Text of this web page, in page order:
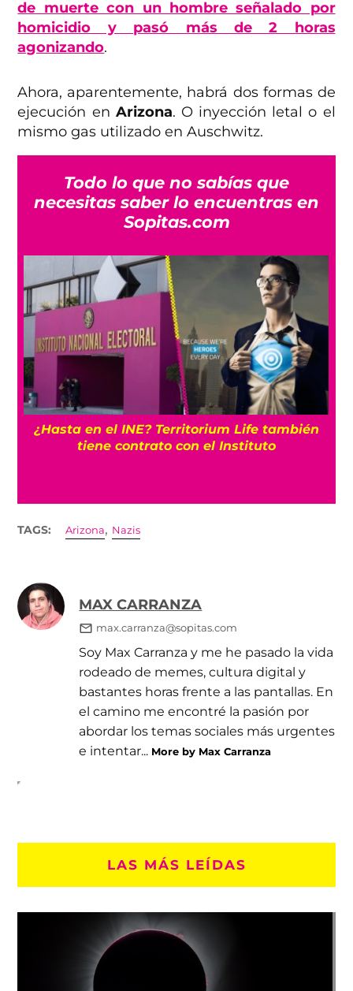
de muerte con un hombre señalado por
homicidio y pasó más de 2 horas
agonizando.
Ahora, aparentemente, habrá dos formas de
ejecución en Arizona. O inyección letal o el
mismo gas utilizado en Auschwitz.
Todo lo que no sabías que
necesitas saber lo encuentras en
Sopitas.com
¿Hasta en el INE? Territorium Life también
tiene contrato con el Instituto
TAGS: Arizona, Nazis
MAX CARRANZA
max.carranza@sopitas.com
Soy Max Carranza y me he pasado la vida
rodeado de memes, cultura digital y
bastantes horas frente a las pantallas. En
el camino me encontré la pasión por
abordar los temas sociales más urgentes
e intentar... More by Max Carranza
LAS MÁS LEÍDAS